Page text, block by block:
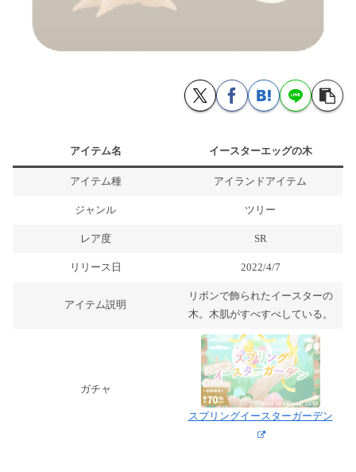
アイテム名 イースターエッグの木
アイテム種 アイランドアイテム
ジャンル ツリー
レア度 SR
リリース日 2022/4/7
アイテム説明
リボンで飾られたイースターの
木。木肌がすべすべしている。
ガチャ
スプリングイースターガーデン